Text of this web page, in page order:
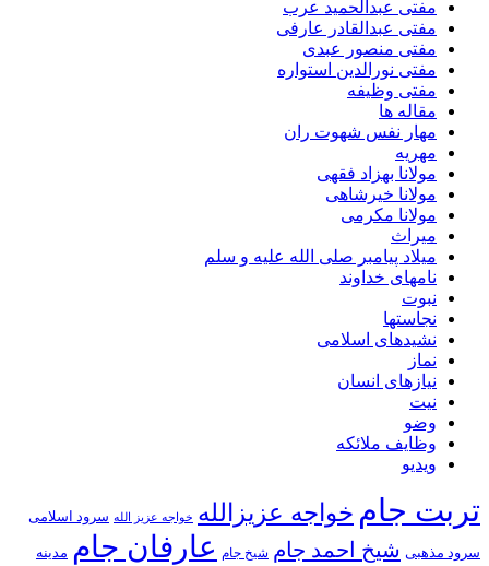
مفتی عبدالحمید عرب
مفتی عبدالقادر عارفی
مفتی منصور عبدی
مفتی نورالدین استواره
مفتی وظیفه
مقاله ها
مهار نفس شهوت ران
مهریه
مولانا بهزاد فقهی
مولانا خیرشاهی
مولانا مکرمی
میراث
میلاد پیامبر صلی الله علیه و سلم
نامهای خداوند
نبوت
نجاستها
نشیدهای اسلامی
نماز
نیازهای انسان
نیت
وضو
وظایف ملائکه
ویدیو
تربت جام خواجه عزیزالله خواجه عزیز الله سرود اسلامی
سرود مذهبی شیخ احمد جام شیخ جام عارفان جام مدینه